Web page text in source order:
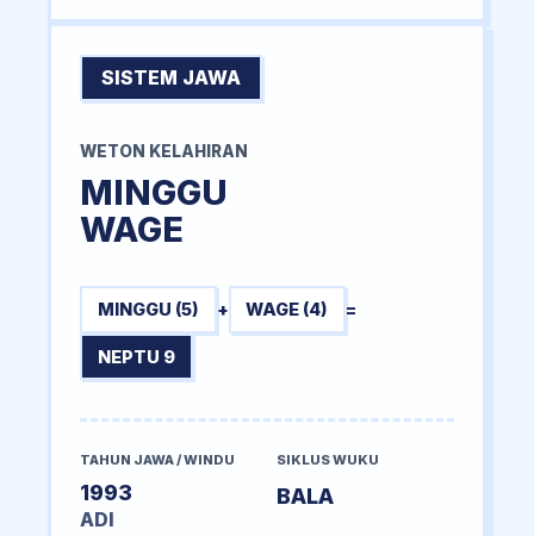
SISTEM JAWA
WETON KELAHIRAN
MINGGU
WAGE
MINGGU (5) + WAGE (4) =
NEPTU 9
TAHUN JAWA / WINDU
1993
ADI
SIKLUS WUKU
BALA